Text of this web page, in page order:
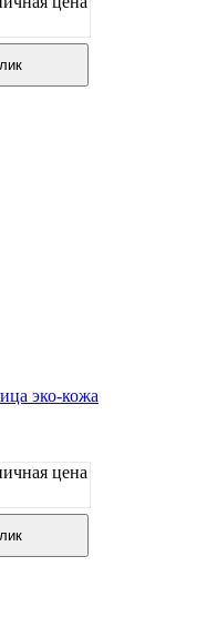
эко-кожа
цена